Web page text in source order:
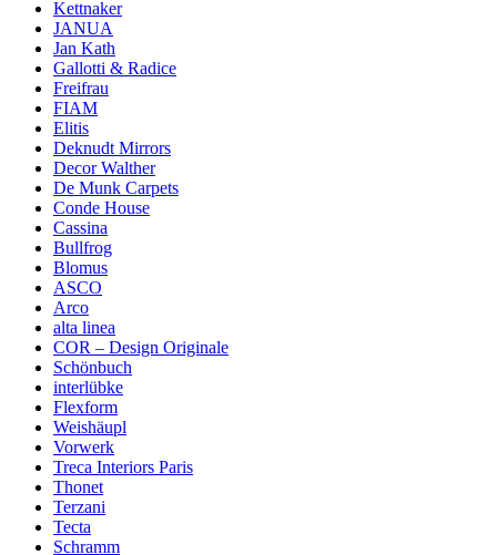
Kettnaker
JANUA
Jan Kath
Gallotti & Radice
Freifrau
FIAM
Elitis
Deknudt Mirrors
Decor Walther
De Munk Carpets
Conde House
Cassina
Bullfrog
Blomus
ASCO
Arco
alta linea
COR – Design Originale
Schönbuch
interlübke
Flexform
Weishäupl
Vorwerk
Treca Interiors Paris
Thonet
Terzani
Tecta
Schramm